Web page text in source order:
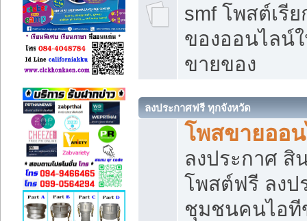
smf โพสต์เรี
ของออนไลน์
ขายของ
ลงประกาศฟรี ทุกจังหวัด
โพสขายออ
ลงประกาศ สิ
โพสต์ฟรี ลงป
ชุมชนคนไอที